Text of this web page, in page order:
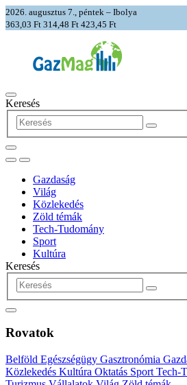
2026. augusztus 7., péntek – Ibolya
363,03 Ft 314,48 Ft 423,45 Ft
Keresés
Gazdaság
Világ
Közlekedés
Zöld témák
Tech-Tudomány
Sport
Kultúra
Keresés
Rovatok
Belföld Egészségügy Gasztronómia
Közlekedés Kultúra Oktatás Sport Tech-